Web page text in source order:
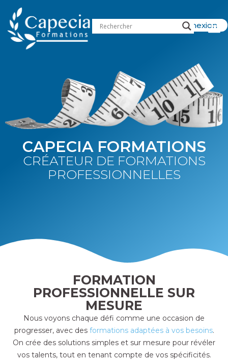
principal
Connexion
CAPECIA FORMATIONS
CRÉATEUR DE FORMATIONS
PROFESSIONNELLES
FORMATION
PROFESSIONNELLE SUR
MESURE
Nous voyons chaque défi comme une occasion de
progresser, avec des formations adaptées à vos besoins.
On crée des solutions simples et sur mesure pour révéler
vos talents, tout en tenant compte de vos spécificités.